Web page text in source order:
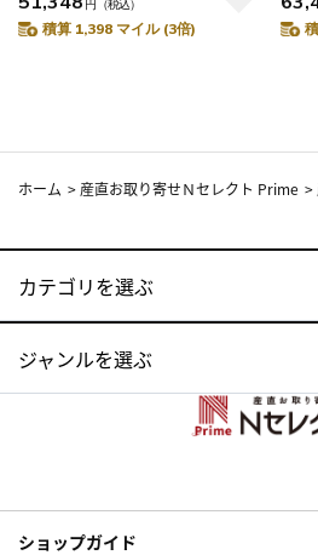
円 （税込）
積算 1,398 マイル (3倍)
ホーム > 産直お取り寄せＮセレクト Prime >
カテゴリを選ぶ
ジャンルを選ぶ
ショップガイド